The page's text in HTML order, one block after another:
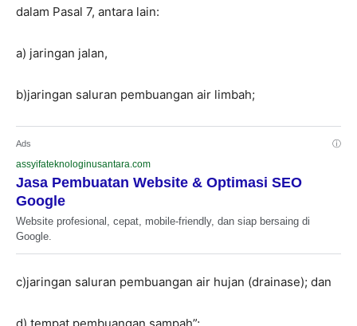
dalam Pasal 7, antara lain:
a) jaringan jalan,
b)jaringan saluran pembuangan air limbah;
Ads ⓘ
assyifateknologinusantara.com
Jasa Pembuatan Website & Optimasi SEO
Google
Website profesional, cepat, mobile-friendly, dan siap bersaing di
Google.
c)jaringan saluran pembuangan air hujan (drainase); dan